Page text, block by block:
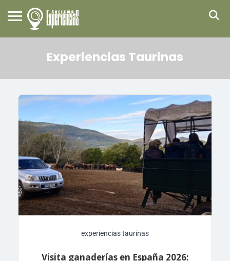
Experiencias Taurinas
experiencias taurinas
Visita ganaderías en España 2026: